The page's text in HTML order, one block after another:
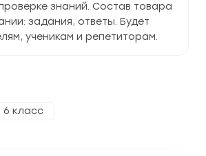
знаний. Состав товара
задания, ответы. Будет
ученикам и репетиторам.
6 класс